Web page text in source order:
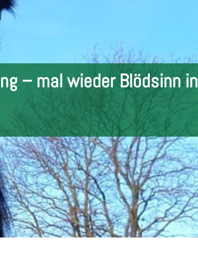
– mal wieder Blödsinn in